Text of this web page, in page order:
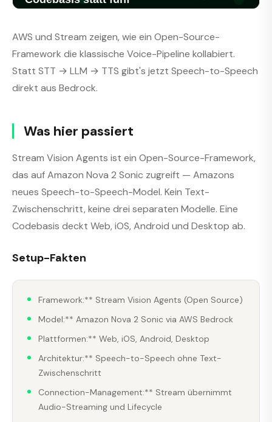
AWS und Stream zeigen, wie ein Open-Source-
Framework die klassische Voice-Pipeline kollabiert.
Statt STT → LLM → TTS gibt's jetzt Speech-to-Speech
direkt aus Bedrock.
Was hier passiert
Stream Vision Agents ist ein Open-Source-Framework,
das auf Amazon Nova 2 Sonic zugreift — Amazons
neues Speech-to-Speech-Model. Kein Text-
Zwischenschritt, keine drei separaten Modelle. Eine
Codebasis deckt Web, iOS, Android und Desktop ab.
Setup-Fakten
Framework:** Stream Vision Agents (Open Source)
Model:** Amazon Nova 2 Sonic via AWS Bedrock
Plattformen:** Web, iOS, Android, Desktop
Architektur:** Speech-to-Speech ohne Text-
Zwischenschritt
Connection-Management:** Stream übernimmt
Audio-Streaming und Lifecycle